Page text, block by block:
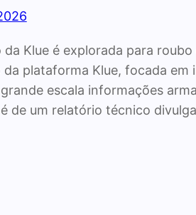
Klue é explorada para
plataforma Klue, focada
escala informações
de um relatório técnico